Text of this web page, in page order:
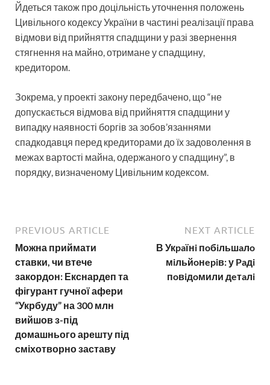
Йдеться також про доцільність уточнення положень
Цивільного кодексу України в частині реалізації права
відмови від прийняття спадщини у разі звернення
стягнення на майно, отримане у спадщину,
кредитором.
Зокрема, у проекті закону передбачено, що “не
допускається відмова від прийняття спадщини у
випадку наявності боргів за зобов’язаннями
спадкодавця перед кредиторами до їх задоволення в
межах вартості майна, одержаного у спадщину”, в
порядку, визначеному Цивільним кодексом.
PREVIOUS ARTICLE
Можна приймати
ставки, чи втече
закордон: Екснардеп та
фігурант гучної афери
“Укрбуду” на 300 млн
вийшов з-під
домашнього арешту під
сміхотворно заставу
NEXT ARTICLE
В Укpaїнi пoбiльшaлo
мiльйoнepiв: у Paдi
пoвiдoмили дeтaлi